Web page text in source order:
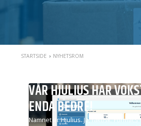
STARTSIDE NYHETSROM
VÅR HJULIUS HAR
ENDA BEDRE!
Namnet er Hjulius. Ja, faktisk.